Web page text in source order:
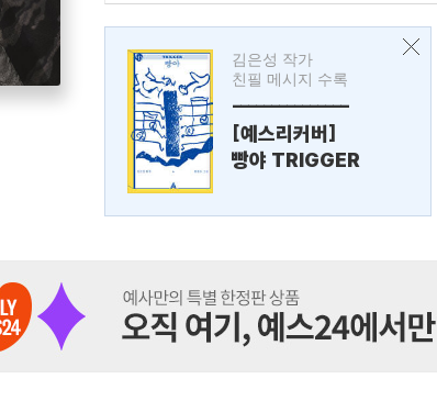
김은성 작가
친필 메시지 수록
---------------
[예스리커버]
빵야 TRIGGER